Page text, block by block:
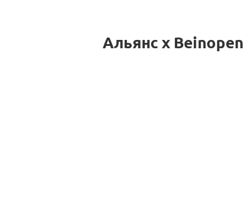
Альянс x Beinopen